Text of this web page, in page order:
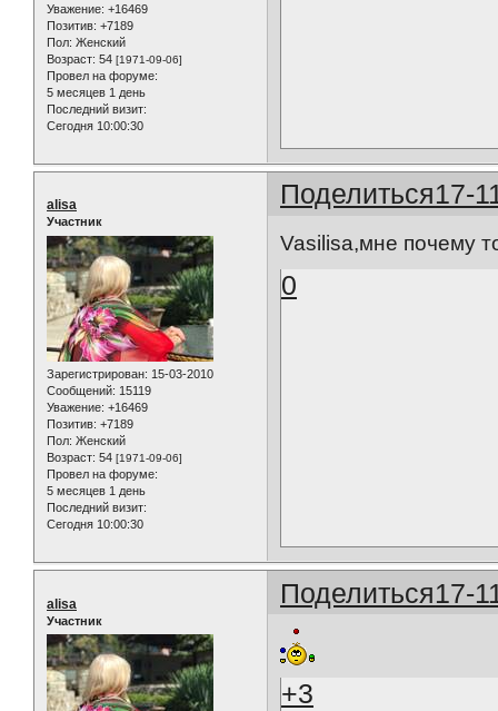
Уважение: +16469
Позитив: +7189
Пол: Женский
Возраст: 54 [1971-09-06]
Провел на форуме:
5 месяцев 1 день
Последний визит:
Сегодня 10:00:30
Поделиться17-
alisa
Участник
Зарегистрирован: 15-03-2010
Сообщений: 15119
Уважение: +16469
Позитив: +7189
Пол: Женский
Возраст: 54 [1971-09-06]
Провел на форуме:
5 месяцев 1 день
Последний визит:
Сегодня 10:00:30
Vasilisa,мне почему
0
Поделиться17-
alisa
Участник
+3